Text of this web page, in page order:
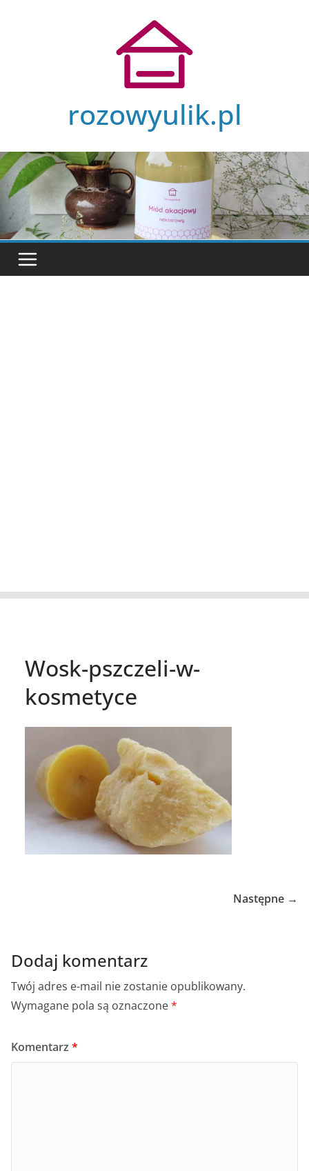
rozowyulik.pl
Wosk-pszczeli-w-
kosmetyce
Następne →
Dodaj komentarz
Twój adres e-mail nie zostanie opublikowany.
Wymagane pola są oznaczone*
Komentarz *